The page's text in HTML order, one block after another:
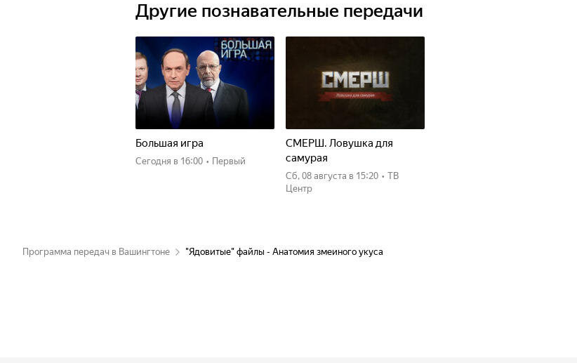
природы.
Другие познавательные передачи
Большая игра
Сегодня в 16:00 • Первый
СМЕРШ. Ловушка для
самурая
сб, 08 августа в 15:20 • ТВ
Центр
Программа передач в Вашингтоне "Ядовитые" файлы - Анатомия змеиного укуса